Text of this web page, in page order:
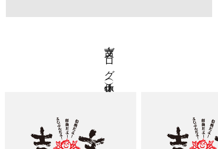
吉文ブログ（休止中）